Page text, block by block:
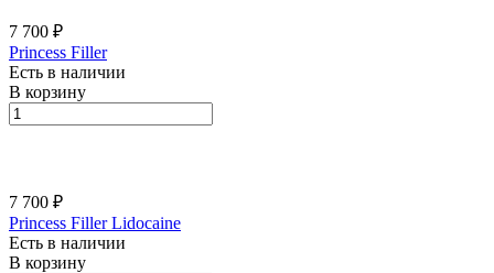
7 700 ₽
Princess Filler
Есть в наличии
В корзину
7 700 ₽
Princess Filler Lidocaine
Есть в наличии
В корзину